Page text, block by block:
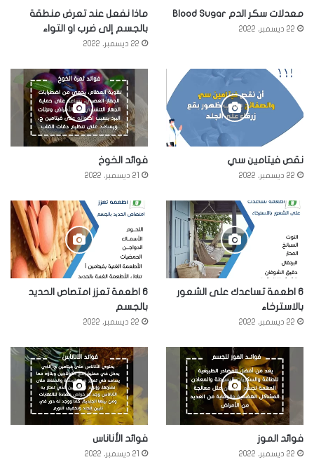
معدلات سكر الدم Blood Sugar
22 ديسمبر، 2022
ماذا نفعل عند تعرض منطقة
بالجسم إلى ضرب او التواء
22 ديسمبر، 2022
نقص فيتامين سي
22 ديسمبر، 2022
فوائد الخوخ
21 ديسمبر، 2022
6 اطعمة تساعدك على الشعور
بالاسترخاء
22 ديسمبر، 2022
6 اطعمة تعزز امتصاص الحديد
بالجسم
22 ديسمبر، 2022
فوائد الموز
22 ديسمبر، 2022
فوائد الأناناس
21 ديسمبر، 2022